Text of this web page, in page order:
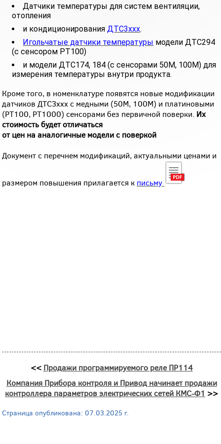
Датчики температуры для систем вентиляции,
отопления
и кондиционированияДТС3ххх.
Игольчатые датчики температуры модели ДТС294
(с сенсором РТ100)
и модели ДТС174, 184 (с сенсорами 50М, 100М) для
измерения температуры внутри продукта.
Кроме того, в номенклатуре появятся новые модификации
датчиков ДТС3ххх с медными (50М, 100М) и платиновыми
(РТ100, РТ1000) сенсорами без первичной поверки. Их
стоимость будет отличаться
от цен на аналогичные модели с поверкой
Документ с перечнем модификаций, актуальными ценами и
размером повышения прилагается к письму
<< Продажи программируемого реле ПР114
Компания Прибора контроля и Привод начинает продажи
контроллера параметров электрических сетей КМС-Ф1 >>
Страница опубликована: 07.03.2025 г.